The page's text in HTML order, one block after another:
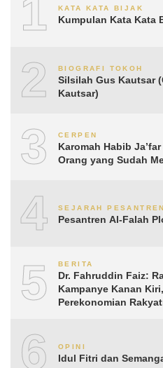
1 KATA KATA BIJAK
Kumpulan Kata Kata
2 BIOGRAFI TOKOH
Silsilah Gus Kautsar
Kautsar)
3 CERPEN
Karomah Habib
Orang yang Sudah
4 SEJARAH PESANTREN
Pesantren Al-Falah
5 BERITA
Dr. Fahruddin Faiz:
Kampanye Kanan
Perekonomian
6 OPINI
Idul Fitri dan